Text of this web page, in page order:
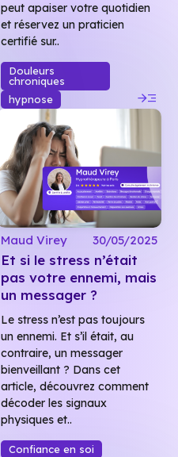
peut apaiser votre quotidien
et réservez un praticien
certifié sur..
Douleurs
chroniques
hypnose
read_more
Maud Virey 30/05/2025
Et si le stress n’était
pas votre ennemi, mais
un messager ?
Le stress n’est pas toujours
un ennemi. Et s’il était, au
contraire, un messager
bienveillant ? Dans cet
article, découvrez comment
décoder les signaux
physiques et..
Confiance en soi